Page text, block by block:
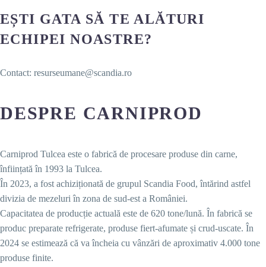
EȘTI GATA SĂ TE ALĂTURI
ECHIPEI NOASTRE?
Contact: resurseumane@scandia.ro
DESPRE CARNIPROD
Carniprod Tulcea este o fabrică de procesare produse din carne,
înființată în 1993 la Tulcea.
În 2023, a fost achiziționată de grupul Scandia Food, întărind astfel
divizia de mezeluri în zona de sud-est a României.
Capacitatea de producție actuală este de 620 tone/lună. În fabrică se
produc preparate refrigerate, produse fiert-afumate și crud-uscate. În
2024 se estimează că va încheia cu vânzări de aproximativ 4.000 tone
produse finite.